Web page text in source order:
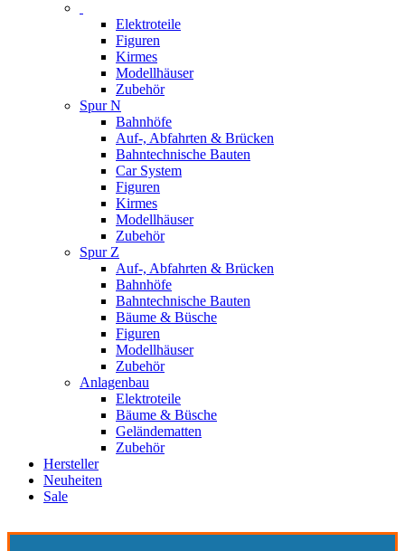
Elektroteile
Figuren
Kirmes
Modellhäuser
Zubehör
Spur N
Bahnhöfe
Auf-, Abfahrten & Brücken
Bahntechnische Bauten
Car System
Figuren
Kirmes
Modellhäuser
Zubehör
Spur Z
Auf-, Abfahrten & Brücken
Bahnhöfe
Bahntechnische Bauten
Bäume & Büsche
Figuren
Modellhäuser
Zubehör
Anlagenbau
Elektroteile
Bäume & Büsche
Geländematten
Zubehör
Hersteller
Neuheiten
Sale